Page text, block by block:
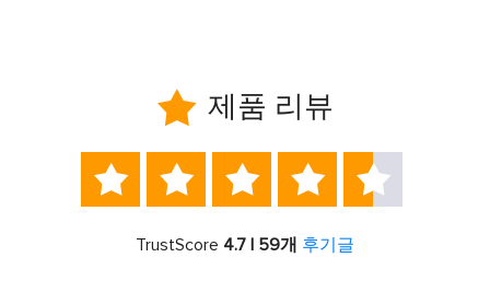
 제품 리뷰
    
TrustScore 4.7 | 59개 후기글